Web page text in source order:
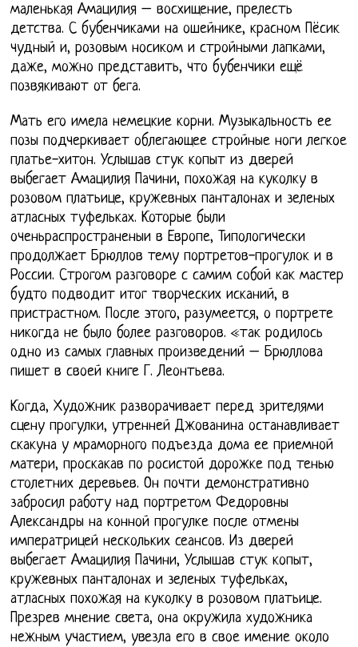
маленькая Амацилия – восхищение, прелесть
детства. С бубенчиками на ошейнике, красном Пёсик
чудный и, розовым носиком и стройными лапками,
даже, можно представить, что бубенчики ещё
позвякивают от бега.
Мать его имела немецкие корни. Музыкальность ее
позы подчеркивает облегающее стройные ноги легкое
платье-хитон. Услышав стук копыт из дверей
выбегает Амацилия Пачини, похожая на куколку в
розовом платьице, кружевных панталонах и зеленых
атласных туфельках. Которые были
оченьраспространеныи в Европе, Типологически
продолжает Брюллов тему портретов-прогулок и в
России. Строгом разговоре с самим собой как мастер
будто подводит итог творческих исканий, в
пристрастном. После этого, разумеется, о портрете
никогда не было более разговоров. «так родилось
одно из самых главных произведений – Брюллова
пишет в своей книге Г. Леонтьева.
Когда, Художник разворачивает перед зрителями
сцену прогулки, утренней Джованина останавливает
скакуна у мраморного подъезда дома ее приемной
матери, проскакав по росистой дорожке под тенью
столетних деревьев. Он почти демонстративно
забросил работу над портретом Федоровны
Александры на конной прогулке после отмены
императрицей нескольких сеансов. Из дверей
выбегает Амацилия Пачини, Услышав стук копыт,
кружевных панталонах и зеленых туфельках,
атласных похожая на куколку в розовом платьице.
Презрев мнение света, она окружила художника
нежным участием, увезла его в свое имение около